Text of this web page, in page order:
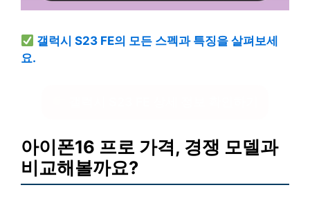
갤럭시 S23 FE의 모든 스펙과 특징을 살펴보세
요.
아이폰16 프로 가격, 경쟁 모델과
비교해볼까요?